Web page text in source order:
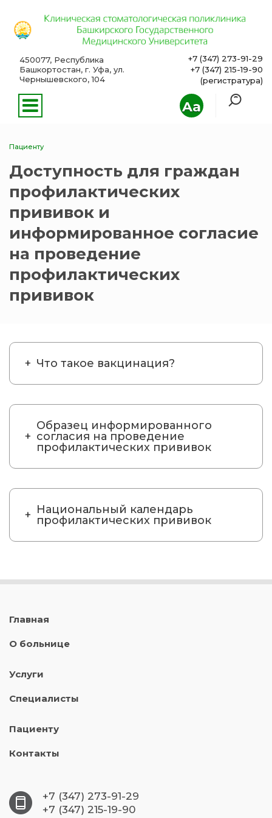
Aa
450077, Республика
Башкортостан, г. Уфа, ул.
Чернышевского, 104
+7 (347) 273-91-29
+7 (347) 215-19-90
(регистратура)
Пациенту
Доступность для граждан
профилактических
прививок и
информированное согласие
на проведение
профилактических
прививок
Что такое вакцинация?
Образец информированного
согласия на проведение
профилактических прививок
Национальный календарь
профилактических прививок
Главная
О больнице
Услуги
Специалисты
Пациенту
Контакты
+7 (347) 273-91-29
+7 (347) 215-19-90